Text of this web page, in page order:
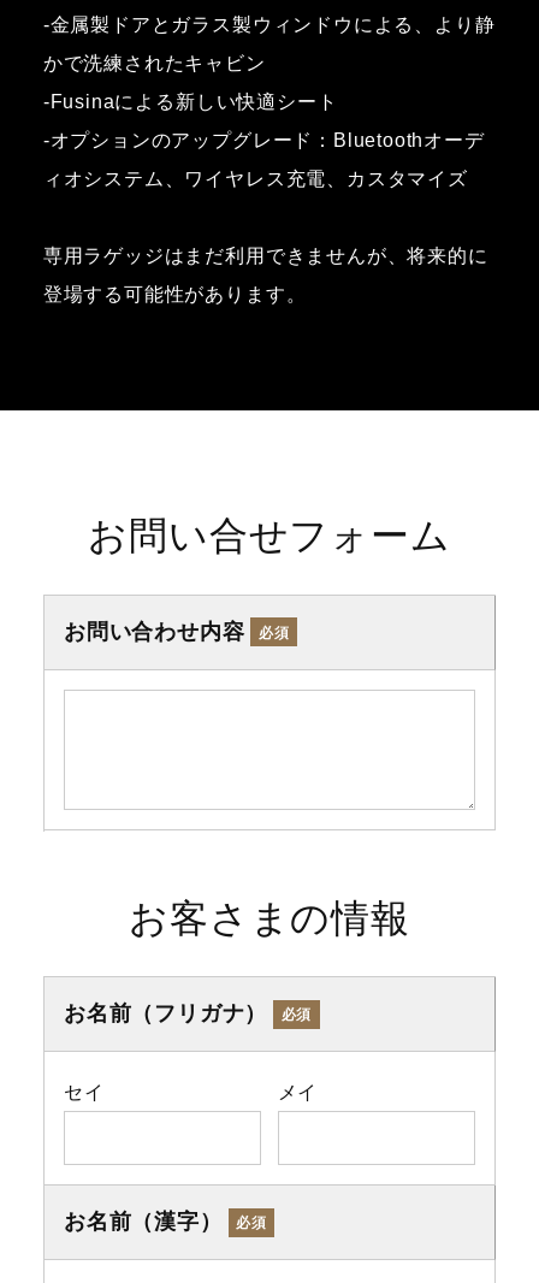
-金属製ドアとガラス製ウィンドウによる、より静
かで洗練されたキャビン
-Fusinaによる新しい快適シート
-オプションのアップグレード：Bluetoothオーデ
ィオシステム、ワイヤレス充電、カスタマイズ
専用ラゲッジはまだ利用できませんが、将来的に
登場する可能性があります。
お問い合せフォーム
お問い合わせ内容 必須
お客さまの情報
お名前（フリガナ） 必須
セイ メイ
お名前（漢字） 必須